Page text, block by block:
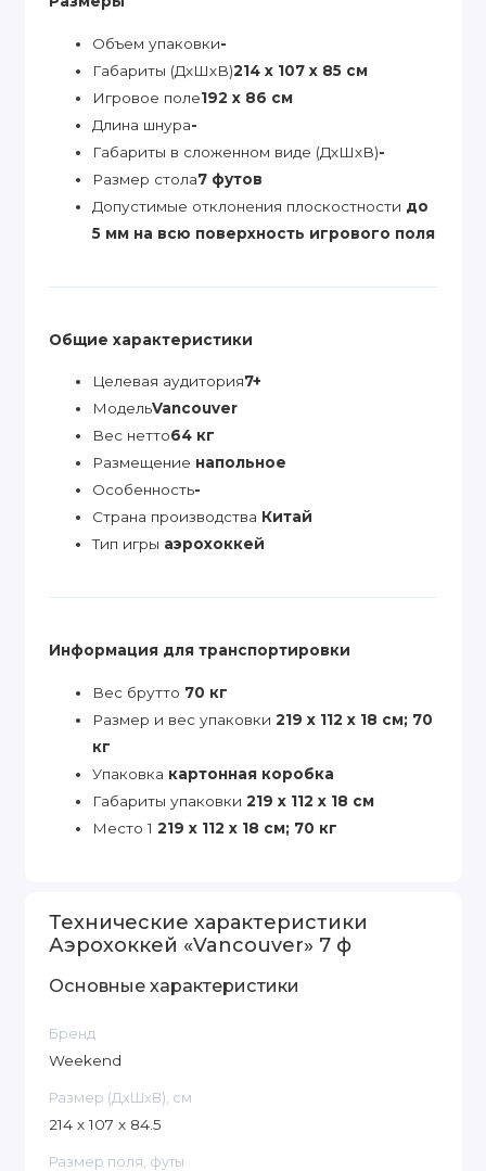
Объем упаковки-
Габариты (ДхШхВ)214 х 107 х 85 см
Игровое поле192 х 86 см
Длина шнура-
Габариты в сложенном виде (ДхШхВ)-
Размер стола7 футов
Допустимые отклонения плоскостности до
5 мм на всю поверхность игрового поля
Общие характеристики
Целевая аудитория7+
МодельVancouver
Вес нетто64 кг
Размещение напольное
Особенность-
Страна производства Китай
Тип игры аэрохоккей
Информация для транспортировки
Вес брутто 70 кг
Размер и вес упаковки 219 х 112 х 18 см; 70
кг
Упаковка картонная коробка
Габариты упаковки 219 х 112 х 18 см
Место 1 219 х 112 х 18 см; 70 кг
Технические характеристики
Аэрохоккей «Vancouver» 7 ф
Основные характеристики
Бренд
Weekend
Размер (ДxШxВ), см
214 х 107 х 84.5
Размер поля, футы